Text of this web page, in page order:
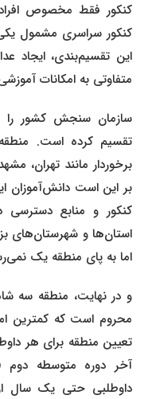
کنکور فقط مخصوص افراد
کنکور سراسری مشمول یکی
این تقسیم‌بندی، ایجاد
متفاوتی به امکانات آموزشی
سازمان سنجش کشور را
تقسیم کرده است. منطقه
برخوردار مانند تهران،
بر این است دانش‌آموزان
کنکور و منابع دسترسی
استان‌ها و شهرستان‌های
اما به پای منطقه یک
و در نهایت، منطقه سه
محروم است که کمترین
تعیین منطقه برای هر
آخر دوره متوسطه دوم
داوطلبی حتی یک سال از